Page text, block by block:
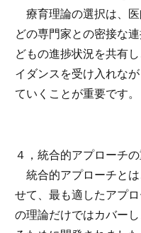
療育理論の選択は、医
どの専門家との密接な
どもの進捗状況を共有
イダンスを受け入れな
ていくことが重要です。
４，統合的アプローチ
統合的アプローチとは
せて、最も適したアプ
の理論だけではカバー